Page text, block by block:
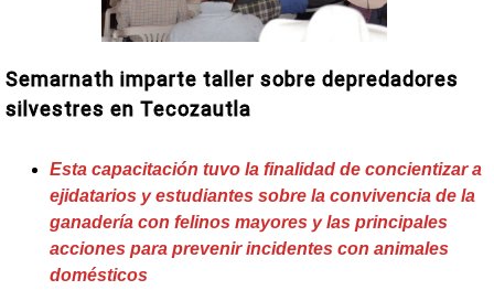
Semarnath imparte taller sobre depredadores
silvestres en Tecozautla
Esta capacitación tuvo la finalidad de concientizar a
ejidatarios y estudiantes sobre la convivencia de la
ganadería con felinos mayores y las principales
acciones para prevenir incidentes con animales
domésticos